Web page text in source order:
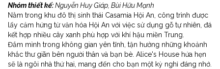
Nhóm thiết kế:Nguyễn Huy Giáp, Bùi Hữu Mạnh
Nằm trong khu đô thị sinh thái Casamia Hội An, công trình được
lấy cảm hứng từ văn hóa Hội An với việc sử dụng gỗ tự nhiên, đá
kết hợp nhiều cây xanh phù hợp với khí hậu miền Trung.
Đắm mình trong không gian yên tĩnh, tận hưởng những khoảnh
khắc thư giãn bên người thân và bạn bè. Alice's House hứa hẹn
sẽ là ngôi nhà thứ hai, mang đến cho bạn một kỳ nghỉ đáng nhớ.